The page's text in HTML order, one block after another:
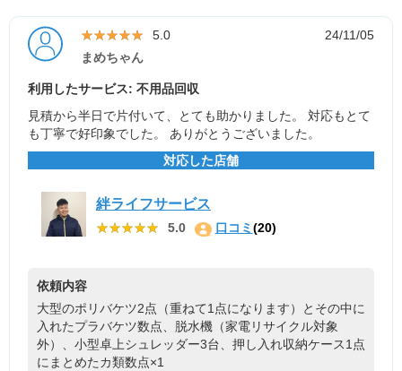
★★★★★
★★★★★ 5.0
24/11/05
まめちゃん
利用したサービス: 不用品回収
見積から半日で片付いて、とても助かりました。 対応もとて
も丁寧で好印象でした。 ありがとうございました。
対応した店舗
絆ライフサービス
★★★★★
★★★★★ 5.0 口コミ(20)
依頼内容
大型のポリバケツ2点（重ねて1点になります）とその中に
入れたプラバケツ数点、脱水機（家電リサイクル対象
外）、小型卓上シュレッダー3台、押し入れ収納ケース1点
にまとめたカ類数点×1